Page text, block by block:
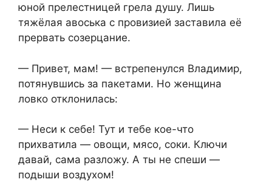
юной прелестницей грела душу. Лишь
тяжёлая авоська с провизией заставила её
прервать созерцание.
— Привет, мам! — встрепенулся Владимир,
потянувшись за пакетами. Но женщина
ловко отклонилась:
— Неси к себе! Тут и тебе кое-что
прихватила — овощи, мясо, соки. Ключи
давай, сама разложу. А ты не спеши —
подыши воздухом!